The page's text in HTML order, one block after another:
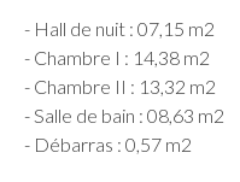
- Hall de nuit : 07,15 m2
- Chambre I : 14,38 m2
- Chambre II : 13,32 m2
- Salle de bain : 08,63 m2
- Débarras : 0,57 m2